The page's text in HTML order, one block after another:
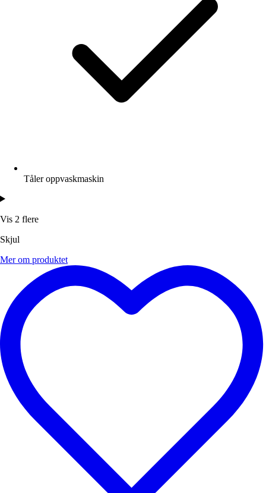
Tåler oppvaskmaskin
Vis 2 flere
Skjul
Mer om produktet